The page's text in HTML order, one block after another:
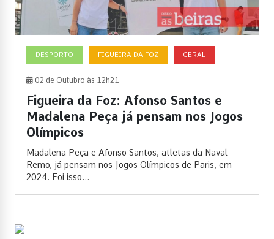
DESPORTO FIGUEIRA DA FOZ GERAL
02 de Outubro às 12h21
Figueira da Foz: Afonso Santos e
Madalena Peça já pensam nos Jogos
Olímpicos
Madalena Peça e Afonso Santos, atletas da Naval
Remo, já pensam nos Jogos Olímpicos de Paris, em
2024. Foi isso...